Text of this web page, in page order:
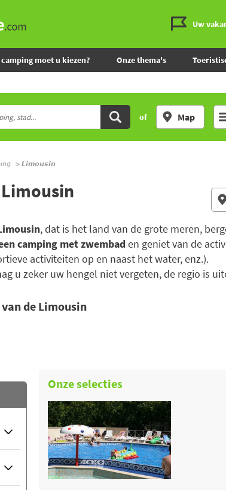
Uw
moet u kiezen? Onze thema's
of Map
Limousin
, dat is het land van de grote meren,
camping met zwembaden geniet van de
activiteiten op en naast het water, enz.).
u zeker uw hengel niet vergeten, de regio is
de Limousin
Onze selecties